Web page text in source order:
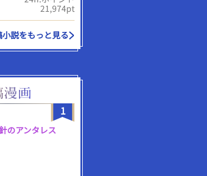
21,974pt
小説をもっと見る
1
のアンタレス